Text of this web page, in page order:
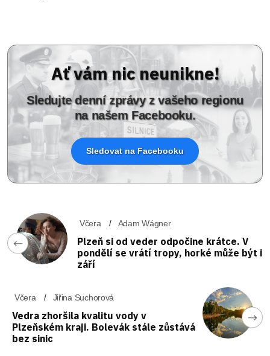
Ať vám nic neunikne!
Sledujte denní zprávy z vašeho regionu
na našem Facebooku.
Sledovat na Facebooku
Včera Adam Wágner
Plzeň si od veder odpočine krátce. V
pondělí se vrátí tropy, horké může být i
září
Včera Jiřina Suchorová
Vedra zhoršila kvalitu vody v
Plzeňském kraji. Bolevák stále zůstává
bez sinic